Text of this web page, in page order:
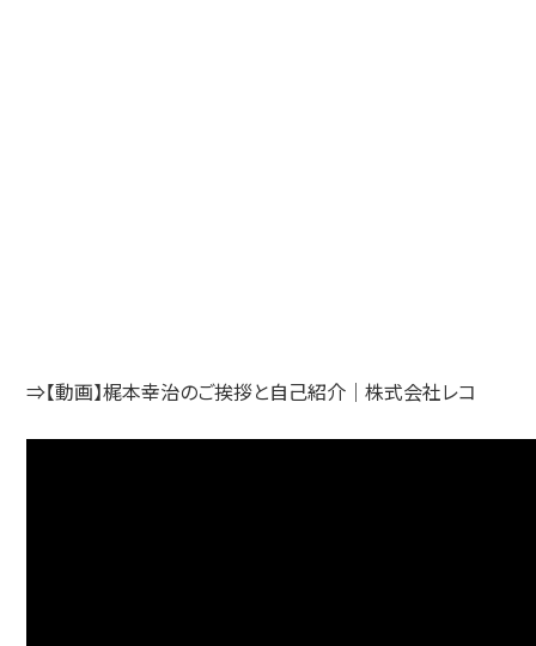
⇒【動画】梶本幸治のご挨拶と自己紹介｜株式会社レコ